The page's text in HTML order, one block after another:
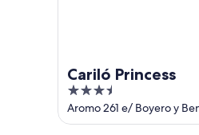
Cariló Princess
3.5
out
of
Aromo 261 e/ Boyero y
Buenos Aires